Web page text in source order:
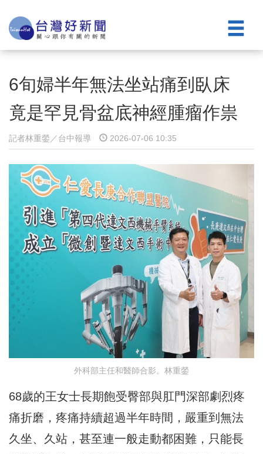
6旬婦半年無法坐站痛到臥床
竟是罕見骨盆底神經腫瘤作祟
記者林重鎣／台中報導 2026-07-06 10:35
外科部主任和醫師合影。林重鎣
68歲的王女士長期飽受臀部與肛門深部劇烈疼
痛折磨， 疼痛持續超過半年時間，嚴重到無法
久坐、久站， 甚至連一般走動都困難，只能長